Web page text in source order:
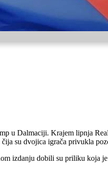
u Dalmaciji. Krajem lipnja
su dvojica igrača privukla
izdanju dobili su priliku koja